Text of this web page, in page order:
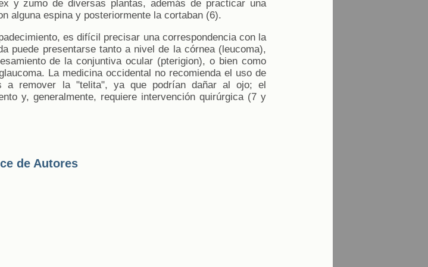
y zumo de diversas plantas, además de practicar una
alguna espina y posteriormente la cortaban (6).
es difícil precisar una correspondencia con la
puede presentarse tanto a nivel de la córnea (leucoma),
de la conjuntiva ocular (pterigion), o bien como
La medicina occidental no recomienda el uso de
a remover la "telita", ya que podrían dañar al ojo; el
y, generalmente, requiere intervención quirúrgica (7 y
de Autores